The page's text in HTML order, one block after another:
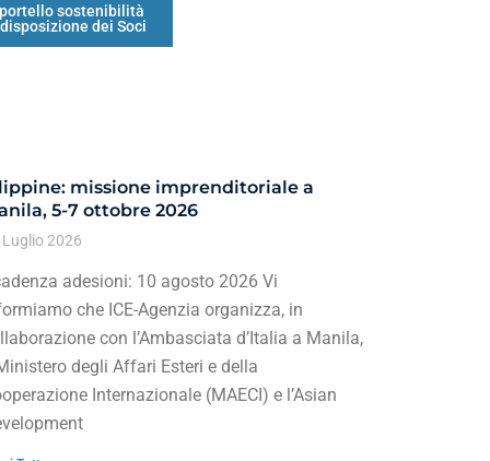
sostenibilità
dei Soci
missione imprenditoriale a
5-7 ottobre 2026
Luglio 2026
adesioni: 10 agosto 2026 Vi
che ICE-Agenzia organizza, in
con l’Ambasciata d’Italia a Manila,
degli Affari Esteri e della
Internazionale (MAECI) e l’Asian